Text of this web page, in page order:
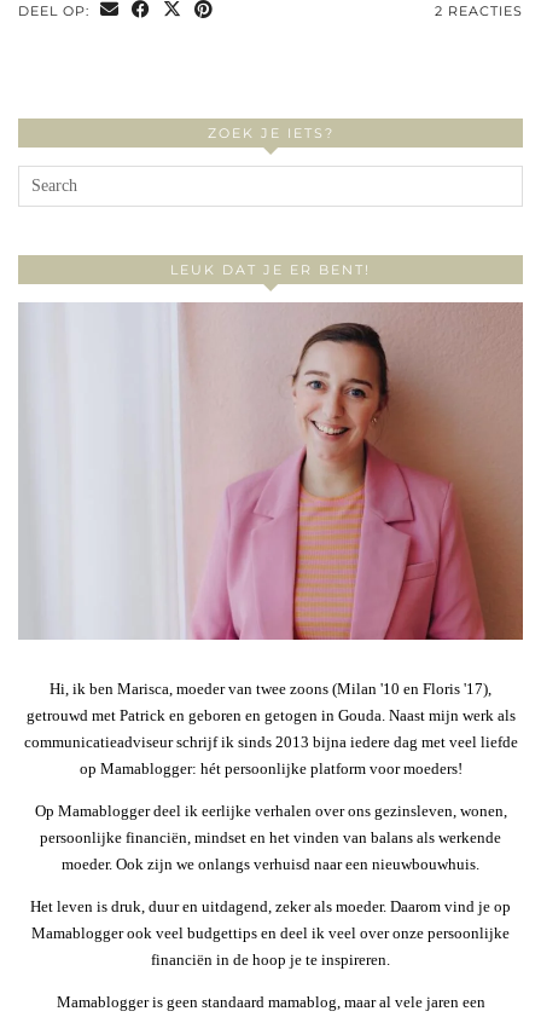
DEEL OP: 2 REACTIES
ZOEK JE IETS?
LEUK DAT JE ER BENT!
Hi, ik ben Marisca, moeder van twee zoons (Milan '10 en Floris '17),
getrouwd met Patrick en geboren en getogen in Gouda. Naast mijn werk als
communicatieadviseur schrijf ik sinds 2013 bijna iedere dag met veel liefde
op Mamablogger: hét persoonlijke platform voor moeders!
Op Mamablogger deel ik eerlijke verhalen over ons gezinsleven, wonen,
persoonlijke financiën, mindset en het vinden van balans als werkende
moeder. Ook zijn we onlangs verhuisd naar een nieuwbouwhuis.
Het leven is druk, duur en uitdagend, zeker als moeder. Daarom vind je op
Mamablogger ook veel budgettips en deel ik veel over onze persoonlijke
financiën in de hoop je te inspireren.
Mamablogger is geen standaard mamablog, maar al vele jaren een